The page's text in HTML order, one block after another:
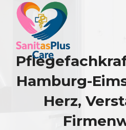
Zum
Inhalt
springen
Hamburg-
Herz,